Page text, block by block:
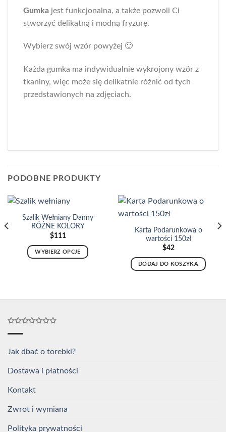
Gumka jest funkcjonalna, a także pozwoli Ci
stworzyć delikatną i modną fryzurę.
Wybierz swój wzór powyżej 🙂
Każda gumka ma indywidualnie wykrojony wzór z
tkaniny, więc może się delikatnie różnić od tych
przedstawionych na zdjęciach.
PODOBNE PRODUKTY
Szalik Wełniany Danny
RÓŻNE KOLORY
$111
WYBIERZ OPCJE
na
produktu
Karta Podarunkowa o
wartości 150zł
$42
DODAJ DO KOSZYKA
✩✩✩✩✩✩✩
Jak dbać o torebki?
Dostawa i płatności
Kontakt
Zwrot i wymiana
Polityka prywatności